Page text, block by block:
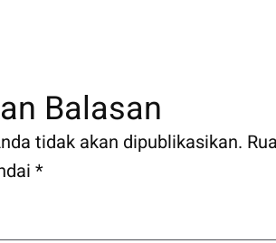
Balasan
tidak akan dipublikasikan.
*